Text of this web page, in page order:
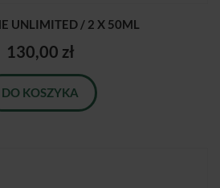
UNLIMITED / 2 X 50ML
130,00 zł
DO KOSZYKA